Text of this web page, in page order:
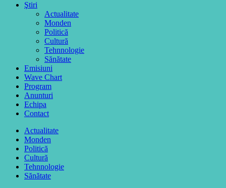
Ştiri
Actualitate
Monden
Politică
Cultură
Tehnnologie
Sănătate
Emisiuni
Wave Chart
Program
Anunturi
Echipa
Contact
Actualitate
Monden
Politică
Cultură
Tehnnologie
Sănătate